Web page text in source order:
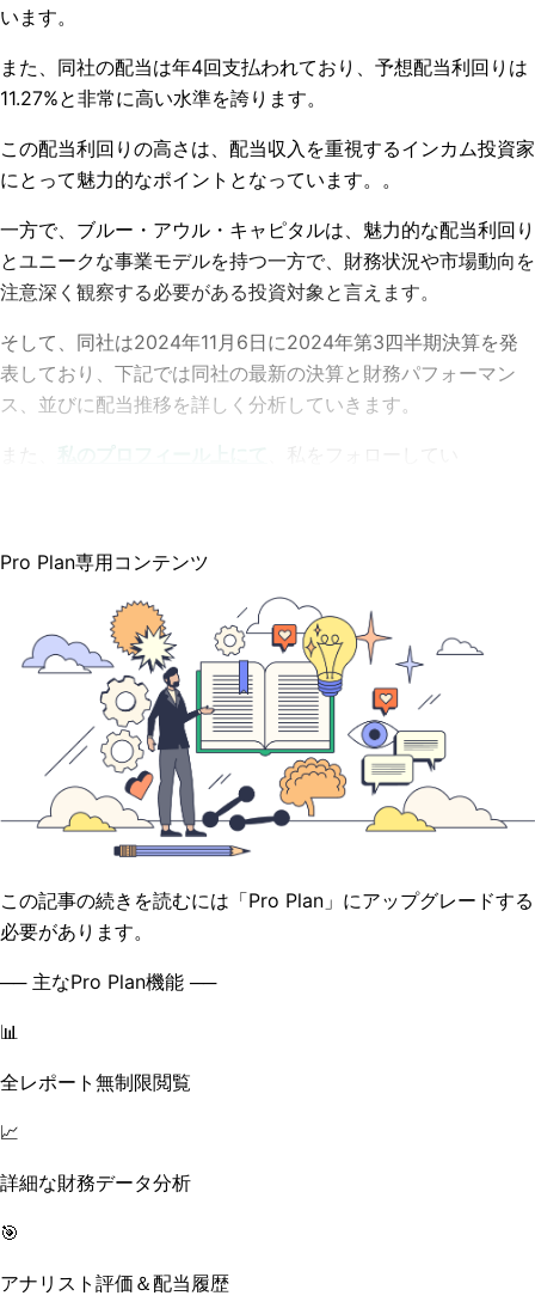
います。
また、同社の配当は年4回支払われており、予想配当利回りは
11.27%と非常に高い水準を誇ります。
この配当利回りの高さは、配当収入を重視するインカム投資家
にとって魅力的なポイントとなっています。。
一方で、ブルー・アウル・キャピタルは、魅力的な配当利回り
とユニークな事業モデルを持つ一方で、財務状況や市場動向を
注意深く観察する必要がある投資対象と言えます。
そして、同社は2024年11 月 6日に2024年第3四半期決算を発
表しており、 下記では同社の最新の決算と財務パフォーマン
ス、並びに配当推移を詳しく分析していきます。
私のプロフィール上にて 、私をフォローしてい
Pro Plan専用コンテンツ
この記事の続きを読むには「Pro Plan」にアップグレードする
必要があります。
── 主なPro Plan機能 ──
📊
全レポート無制限閲覧
📈
詳細な財務データ分析
🎯
アナリスト評価＆配当履歴